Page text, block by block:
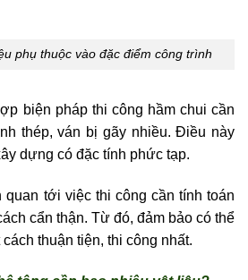
phụ thuộc vào đặc điểm công trình
biện pháp thi công hầm chui cần
thép, ván bị gãy nhiều. Điều này
dựng có đặc tính phức tạp.
quan tới việc thi công cần tính toán
cẩn thận. Từ đó, đảm bảo có thể
thuận tiện, thi công nhất.